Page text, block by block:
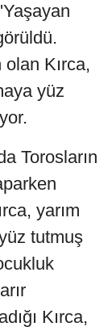
Kırca,
yüz
Torosların
yarım
tutmuş
Kırca,